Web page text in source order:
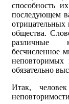
способность
последующем
отрицательных
общества.
различные
бесчисленное
неповторимых
обязательно
Итак,